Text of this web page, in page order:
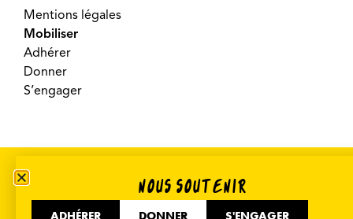
Mentions légales
Mobiliser
Adhérer
Donner
S’engager
NOUS SOUTENIR
ADHÉRER DONNER S'ENGAGER